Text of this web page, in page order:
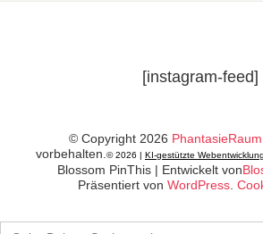
[instagram-feed]
© Copyright 2026 PhantasieRaum
vorbehalten. © 2026 | KI-gestützte
Blossom PinThis | Entwickelt von
Präsentiert von WordPress.
Search